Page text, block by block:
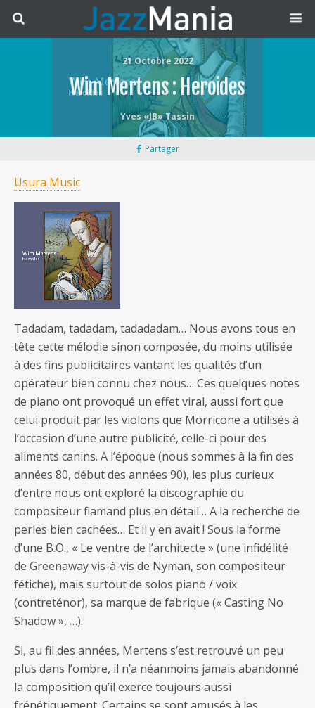
21 Octobre 2022
Wim Mertens : Heroides
Yves «JB» Tassin
Partager
Usura Music
Tadadam, tadadam, tadadadam… Nous avons tous en
tête cette mélodie sinon composée, du moins utilisée
à des fins publicitaires vantant les qualités d’un
opérateur bien connu chez nous… Ces quelques notes
de piano ont provoqué un effet viral, aussi fort que
celui produit par les violons que Morricone a utilisés à
l’occasion d’une autre publicité, celle-ci pour des
aliments canins. A l’époque (nous sommes à la fin des
années 80, début des années 90), les plus curieux
d’entre nous ont exploré la discographie du
compositeur flamand plus en détail… A la recherche de
perles bien cachées… Et il y en avait ! Sous la forme
d’une B.O., « Le ventre de l’architecte » (une infidélité
de Greenaway vis-à-vis de Nyman, son compositeur
fétiche), mais surtout de solos piano / voix
(contreténor), sa marque de fabrique (« Casting No
Shadow », …).
Si, au fil des années, Mertens s’est retrouvé un peu
plus dans l’ombre, il n’a néanmoins jamais abandonné
la composition qu’il exerce toujours aussi